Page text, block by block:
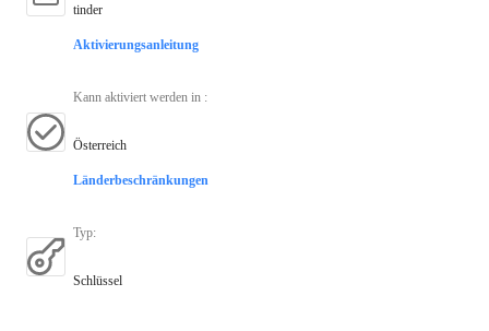
tinder
Aktivierungsanleitung
Kann aktiviert werden in :
Österreich
Länderbeschränkungen
Typ:
Schlüssel